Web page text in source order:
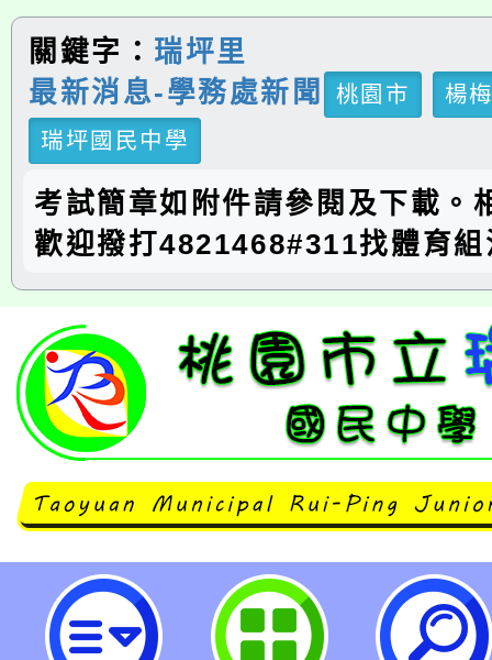
關鍵字： 瑞坪里
最新消息-學務處新聞
桃園市
楊
瑞坪國民中學
考試簡章如附件請參閱及下載。
歡迎撥打4821468#311找體育組
本校113學年度體育班新生入學暨
息。-桃園市立瑞坪國民中學